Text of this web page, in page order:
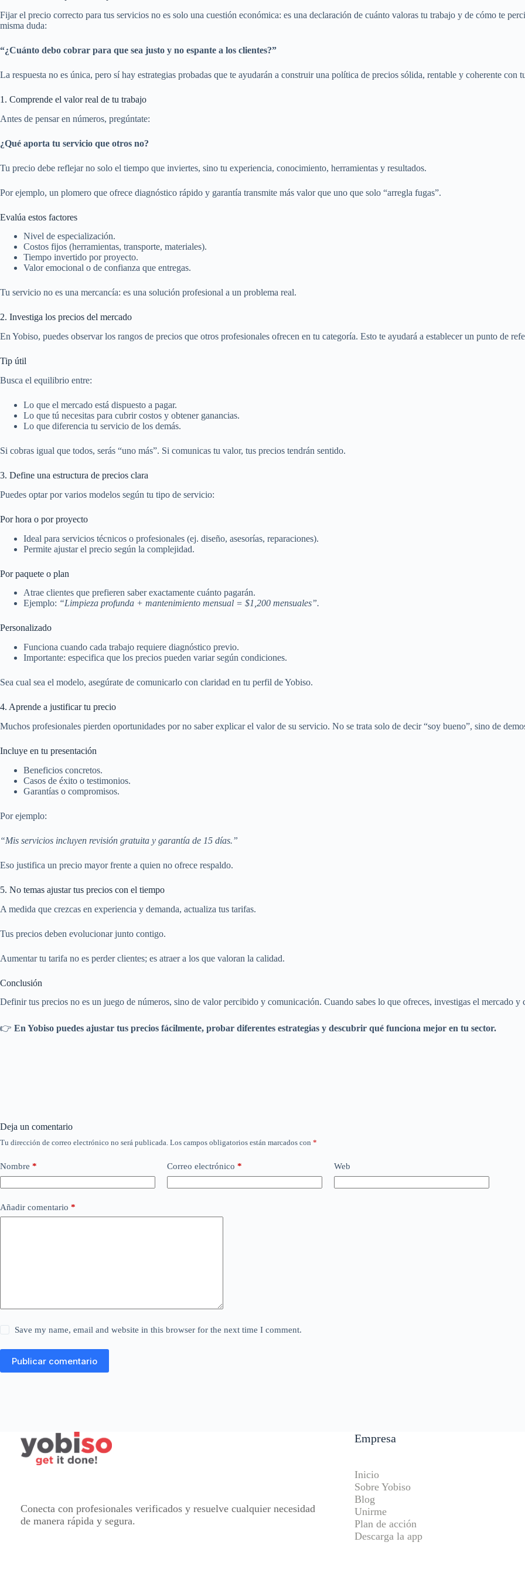
Fijar el precio correcto para tus servicios no es solo una cuestión económica: es una declaración de cuánto valoras tu trabajo y de cómo te
misma duda:
“¿Cuánto debo cobrar para que sea justo y no espante a los clientes?”
La respuesta no es única, pero sí hay estrategias probadas que te ayudarán a construir una política de precios sólida, rentable y coherente con
1. Comprende el valor real de tu trabajo
Antes de pensar en números, pregúntate:
¿Qué aporta tu servicio que otros no?
Tu precio debe reflejar no solo el tiempo que inviertes, sino tu experiencia, conocimiento, herramientas y resultados.
Por ejemplo, un plomero que ofrece diagnóstico rápido y garantía transmite más valor que uno que solo “arregla fugas”.
Evalúa estos factores
Nivel de especialización.
Costos fijos (herramientas, transporte, materiales).
Tiempo invertido por proyecto.
Valor emocional o de confianza que entregas.
Tu servicio no es una mercancía: es una solución profesional a un problema real.
2. Investiga los precios del mercado
En Yobiso, puedes observar los rangos de precios que otros profesionales ofrecen en tu categoría. Esto te ayudará a establecer un punto de
Tip útil
Busca el equilibrio entre:
Lo que el mercado está dispuesto a pagar.
Lo que tú necesitas para cubrir costos y obtener ganancias.
Lo que diferencia tu servicio de los demás.
Si cobras igual que todos, serás “uno más”. Si comunicas tu valor, tus precios tendrán sentido.
3. Define una estructura de precios clara
Puedes optar por varios modelos según tu tipo de servicio:
Por hora o por proyecto
Ideal para servicios técnicos o profesionales (ej. diseño, asesorías, reparaciones).
Permite ajustar el precio según la complejidad.
Por paquete o plan
Atrae clientes que prefieren saber exactamente cuánto pagarán.
Ejemplo: “Limpieza profunda + mantenimiento mensual = $1,200 mensuales”.
Personalizado
Funciona cuando cada trabajo requiere diagnóstico previo.
Importante: especifica que los precios pueden variar según condiciones.
Sea cual sea el modelo, asegúrate de comunicarlo con claridad en tu perfil de Yobiso.
4. Aprende a justificar tu precio
Muchos profesionales pierden oportunidades por no saber explicar el valor de su servicio. No se trata solo de decir “soy bueno”, sino de
Incluye en tu presentación
Beneficios concretos.
Casos de éxito o testimonios.
Garantías o compromisos.
Por ejemplo:
“Mis servicios incluyen revisión gratuita y garantía de 15 días.”
Eso justifica un precio mayor frente a quien no ofrece respaldo.
5. No temas ajustar tus precios con el tiempo
A medida que crezcas en experiencia y demanda, actualiza tus tarifas.
Tus precios deben evolucionar junto contigo.
Aumentar tu tarifa no es perder clientes; es atraer a los que valoran la calidad.
Conclusión
Definir tus precios no es un juego de números, sino de valor percibido y comunicación. Cuando sabes lo que ofreces, investigas el mercado y
👉 En Yobiso puedes ajustar tus precios fácilmente, probar diferentes estrategias y descubrir qué funciona mejor en tu sector.
Deja un comentario
Tu dirección de correo electrónico no será publicada. Los campos obligatorios están marcados con *
Nombre * Correo electrónico * Web
Añadir comentario *
Save my name, email and website in this browser for the next time I comment.
Publicar comentario
Conecta con profesionales verificados y resuelve cualquier necesidad
de manera rápida y segura.
Empresa
Inicio
Sobre Yobiso
Blog
Unirme
Plan de acción
Descarga la app